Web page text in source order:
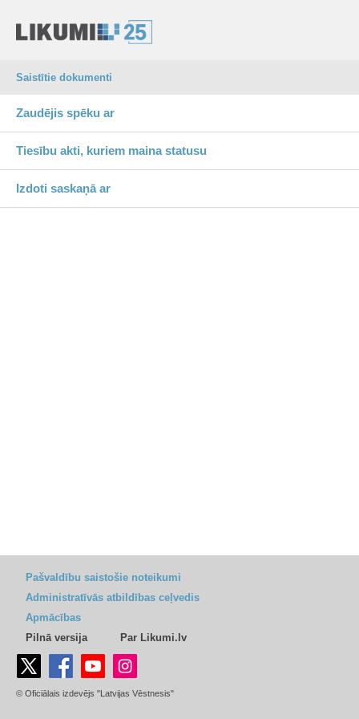
Saistītie dokumenti
Zaudējis spēku ar
Tiesību akti, kuriem maina statusu
Izdoti saskaņā ar
Pašvaldību saistošie noteikumi
Administratīvās atbildības ceļvedis
Apmācības
Pilnā versija
Par Likumi.lv
© Oficiālais izdevējs "Latvijas Vēstnesis"